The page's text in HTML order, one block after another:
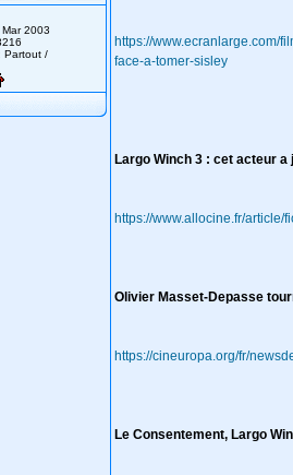
2003
Partout /
https://www.ecranlarge.com/
face-a-tomer-sisley
Largo Winch 3 : cet acteur
https://www.allocine.fr/
Olivier Masset-Depasse
https://cineuropa.org/fr/
Le Consentement, Largo